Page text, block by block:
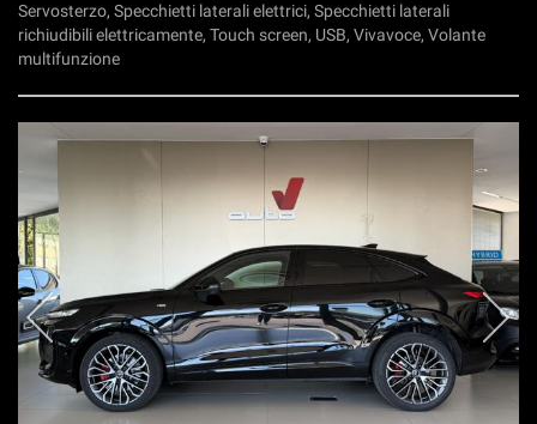
Servosterzo, Specchietti laterali elettrici, Specchietti laterali
richiudibili elettricamente, Touch screen, USB, Vivavoce, Volante
multifunzione